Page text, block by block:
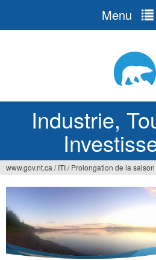
Industrie,
Menu
Vous
êtes
ici
www.gov.nt.ca / ITI/ Prolongation de la